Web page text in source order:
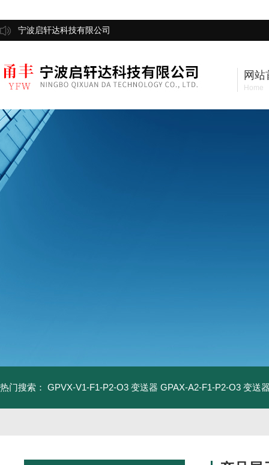
宁波启轩达科技有限公司
网站
Home
热门搜索： GPVX-V1-F1-P2-O3 变送器 GPAX-A2-F1-P2-O3 变送